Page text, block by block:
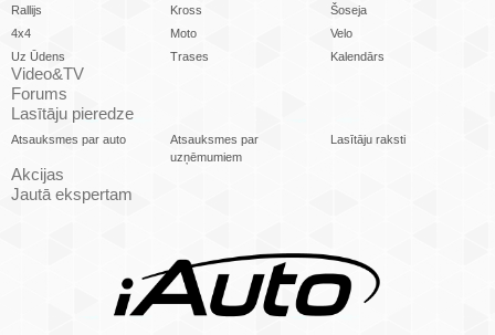
Rallijs Kross
Šoseja
4x4
Moto
Velo
Uz Ūdens
Trases Kalendārs
Video&TV
Forums
Lasītāju pieredze
Atsauksmes par auto
Atsauksmes par
uzņēmumiem
Lasītāju raksti
Akcijas
Jautā ekspertam